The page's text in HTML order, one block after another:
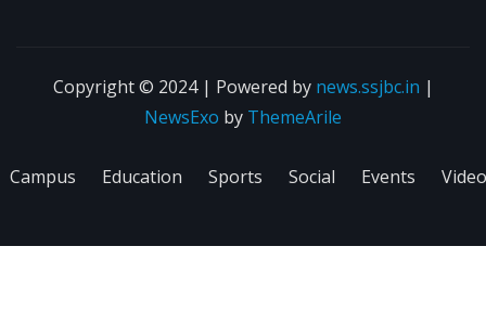
Copyright © 2024 | Powered by news.ssjbc.in |
NewsExo by ThemeArile
Campus Education Sports Social Events Video